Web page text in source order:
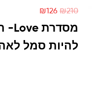
₪210
₪126
מסדרת Love- הוא ביטוי לרגש, חיבור אמיתי.
להיות סמל